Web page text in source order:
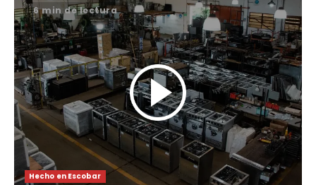
6 min de lectura
Hecho en Escobar